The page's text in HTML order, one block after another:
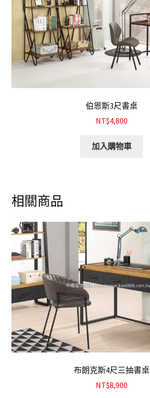
購物車
注意事項
運送注意事項
布沙發
伯恩斯3尺書桌
NT$4,800
加入購物車
相關商品
布朗克斯4尺三抽書桌
NT$8,900